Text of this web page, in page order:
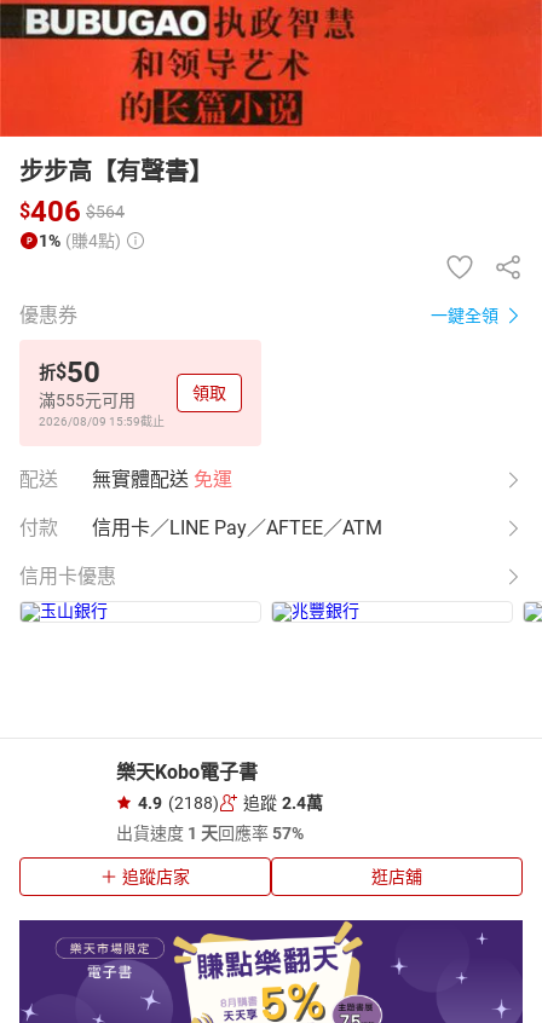
步步高【有聲書】
$406 $564
1% (賺4點)
優惠券 一鍵全領
折$50
滿555元可用
2026/08/09 15:59截止
領取
配送 無實體配送 免運
付款 信用卡／LINE Pay／AFTEE／ATM
信用卡優惠
樂天Kobo電子書
4.9 (2188) 追蹤 2.4萬
出貨速度 1 天回應率57%
追蹤店家 逛店舖